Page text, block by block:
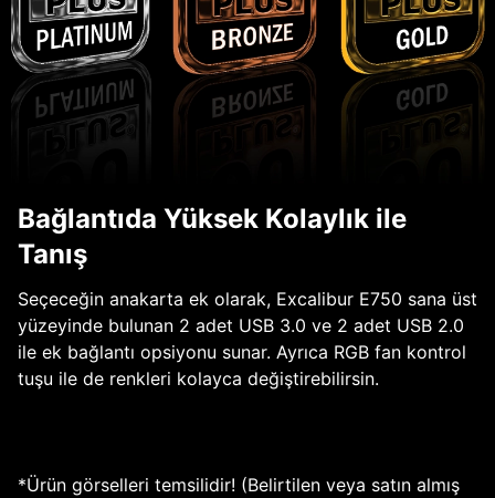
Bağlantıda Yüksek Kolaylık ile
Tanış
Seçeceğin anakarta ek olarak, Excalibur E750 sana üst
yüzeyinde bulunan 2 adet USB 3.0 ve 2 adet USB 2.0
ile ek bağlantı opsiyonu sunar. Ayrıca RGB fan kontrol
tuşu ile de renkleri kolayca değiştirebilirsin.
*Ürün görselleri temsilidir! (Belirtilen veya satın almış